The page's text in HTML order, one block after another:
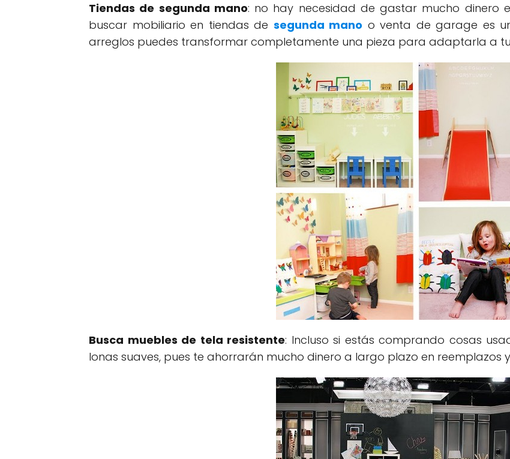
Tiendas de segunda mano: no hay necesidad de gastar mucho dinero
buscar mobiliario en tiendas de segunda mano o venta de garage es
arreglos puedes transformar completamente una pieza para adaptarla a
Busca muebles de tela resistente: Incluso si estás comprando cosas
lonas suaves, pues te ahorrarán mucho dinero a largo plazo en reemplazos